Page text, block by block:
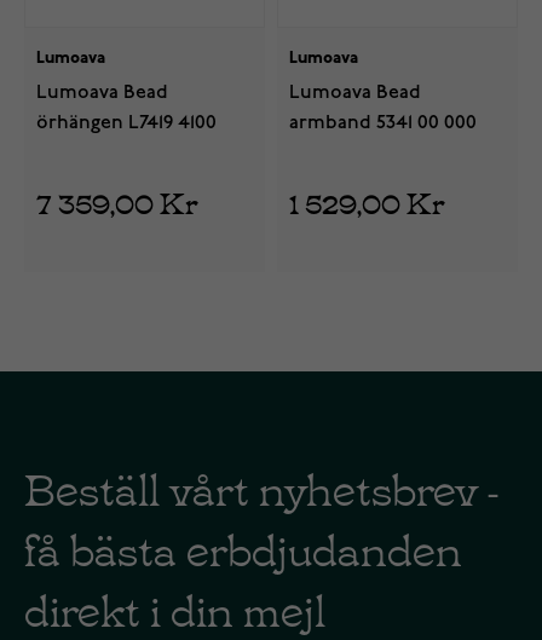
Lumoava
Lumoava Bead
örhängen L7419 4100
7 359,00 Kr
Lumoava
Lumoava Bead
armband 5341 00 000
1 529,00 Kr
Beställ vårt nyhetsbrev -
få bästa erbdjudanden
direkt i din mejl